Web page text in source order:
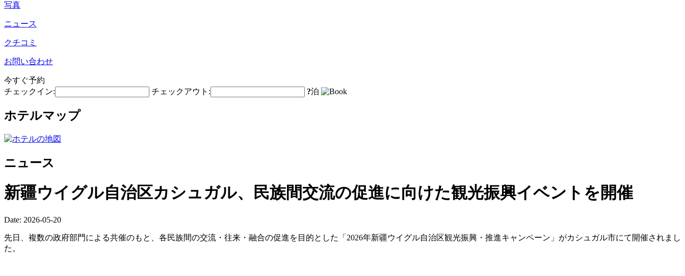
写真
ニュース
クチコミ
お問い合わせ
今すぐ予約
チェックイン:
チェックアウト: ?泊
ホテルマップ
ニュース
新疆ウイグル自治区カシュガル、民族間交流の促進に向けた観光振興イベントを開催
Date: 2026-05-20
先日、複数の政府部門による共催のもと、各民族間の交流・往来・融合の促進を目的とした「2026年新疆ウイグル自治区観光振興・推進キャンペーン」がカシュガル市にて開催されまし
た。